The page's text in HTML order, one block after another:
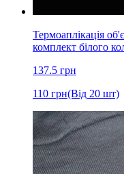
Термоаплікація
комплект білого
137.5 грн
110 грн(Від 20 шт)